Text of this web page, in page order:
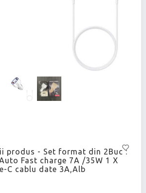
produs - Set format din 2Buc :
Fast charge 7A /35W 1 X
C cablu date 3A,Alb